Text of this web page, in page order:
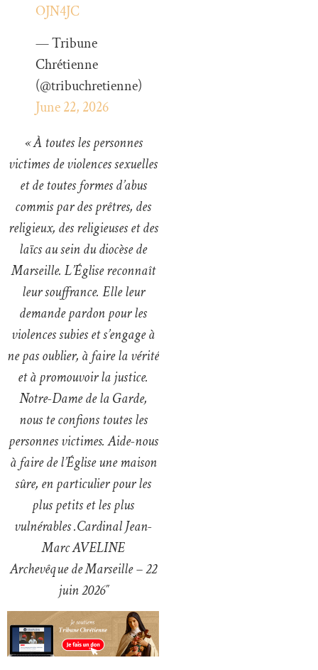
OJN4JC
— Tribune
Chrétienne
(@tribuchretienne)
June 22, 2026
« À toutes les personnes
victimes de violences sexuelles
et de toutes formes d’abus
commis par des prêtres, des
religieux, des religieuses et des
laïcs au sein du diocèse de
Marseille. L’Église reconnaît
leur souffrance. Elle leur
demande pardon pour les
violences subies et s’engage à
ne pas oublier, à faire la vérité
et à promouvoir la justice.
Notre-Dame de la Garde,
nous te confions toutes les
personnes victimes. Aide-nous
à faire de l’Église une maison
sûre, en particulier pour les
plus petits et les plus
vulnérables .Cardinal Jean-
Marc AVELINE
Archevêque de Marseille – 22
juin 2026″